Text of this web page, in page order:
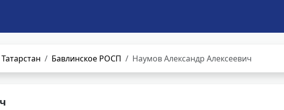
Бавлинское РОСП Наумов Александр Алексеевич